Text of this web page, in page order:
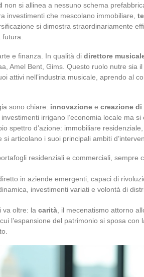
non si allinea a nessuno schema
investimenti che mescolano immobiliare,
si dimostra straordinariamente
e finanza. In qualità di direttore
Amel Bent, Gims. Questo ruolo nutre sia il
attivi nell’industria musicale, aprendo al
sono chiare: innovazione e creazione
irrigano l’economia locale ma si
spettro d’azione: immobiliare
articolano i suoi principali ambiti
residenziali e commerciali, sempre
in aziende emergenti, capaci di
investimenti variati e volontà di
va oltre: la carità , il mecenatismo attorno
l’espansione del patrimonio si sposa con